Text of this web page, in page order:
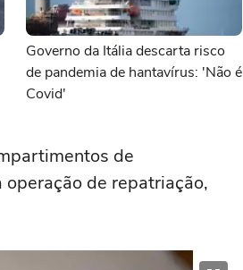
Governo da Itália descarta risco
de pandemia de hantavírus: 'Não é
Covid'
de
de repatriação,